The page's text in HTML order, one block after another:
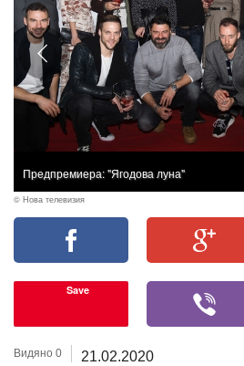
Предпремиера: "Ягодова луна"
© Нова телевизия
Save
Видяно 0 21.02.2020